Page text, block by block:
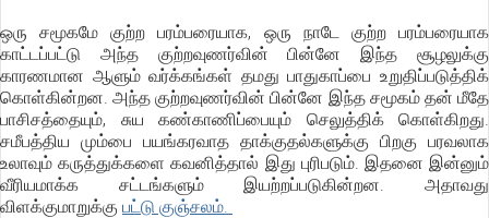
ஒரு சமூகமே குற்ற பரம்பரையாக, ஒரு நாடே குற்ற பரம்பரையாக
காட்டப்பட்டு அந்த குற்றவுணர்வின் பின்னே இந்த சூழலுக்கு
காரணமான ஆளும் வர்க்கங்கள் தமது பாதுகாப்பை உறுதிப்படுத்திக்
கொள்கின்றன. அந்த குற்றவுணர்வின் பின்னே இந்த சமூகம் தன் மீதே
பாசிசத்தையும், சுய கண்காணிப்பையும் செலுத்திக் கொள்கிறது.
சமீபத்திய மும்பை பயங்கரவாத தாக்குதல்களுக்கு பிறகு பரவலாக
உலாவும் கருத்துக்களை கவனித்தால் இது புரிபடும். இதனை இன்னும்
வீரியமாக்க சட்டங்களும் இயற்றப்படுகின்றன. அதாவது
விளக்குமாறுக்கு பட்டு குஞ்சலம்.